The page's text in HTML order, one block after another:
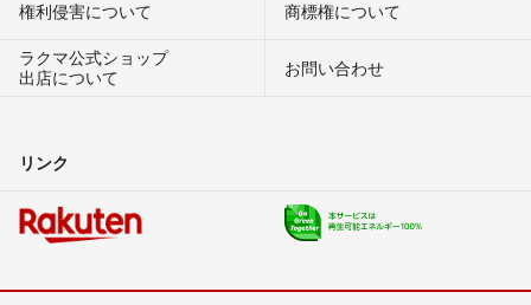
権利侵害について
商標権について
ラクマ公式ショップ
出店について
お問い合わせ
リンク